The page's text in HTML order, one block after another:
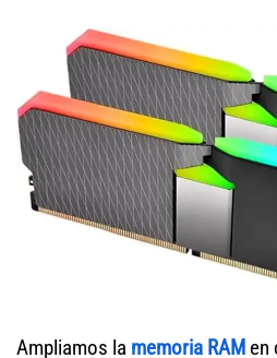
Ampliamos la memoria RAM en